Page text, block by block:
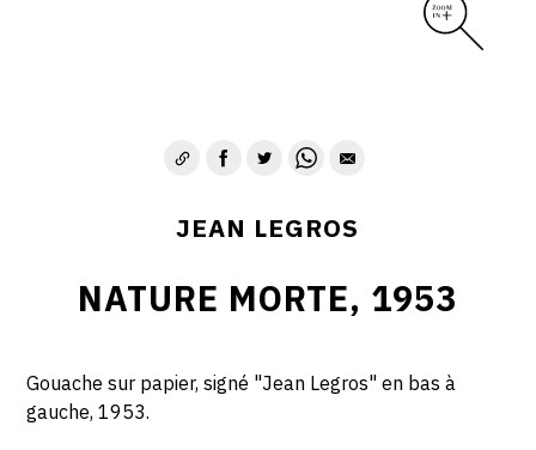
JEAN LEGROS
NATURE MORTE, 1953
Gouache sur papier, signé "Jean Legros" en bas à
gauche, 1953.